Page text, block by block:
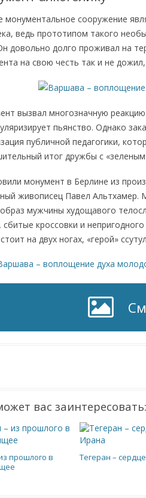
монументальное сооружение
ведь прототипом такого
довольно долго проживал на
на свою честь так и не
вызвал многозначную
пьянство. Однако
публичной педагогики,
итог дружбы с
монумент в Берлине из
живописец Павел Альтхамер.
мужчины худощавого
сбитые кроссовки и
на двух ногах, «герой»
вас заинтересовать:
прошлого в
Тегеран –